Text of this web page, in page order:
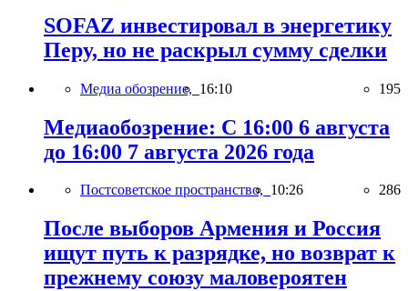
SOFAZ инвестировал в энергетику
Перу, но не раскрыл сумму сделки
Медиа обозрение, 16:10 195
Медиаобозрение: С 16:00 6 августа
до 16:00 7 августа 2026 года
Постсоветское пространство, 10:26 286
После выборов Армения и Россия
ищут путь к разрядке, но возврат к
прежнему союзу маловероятен